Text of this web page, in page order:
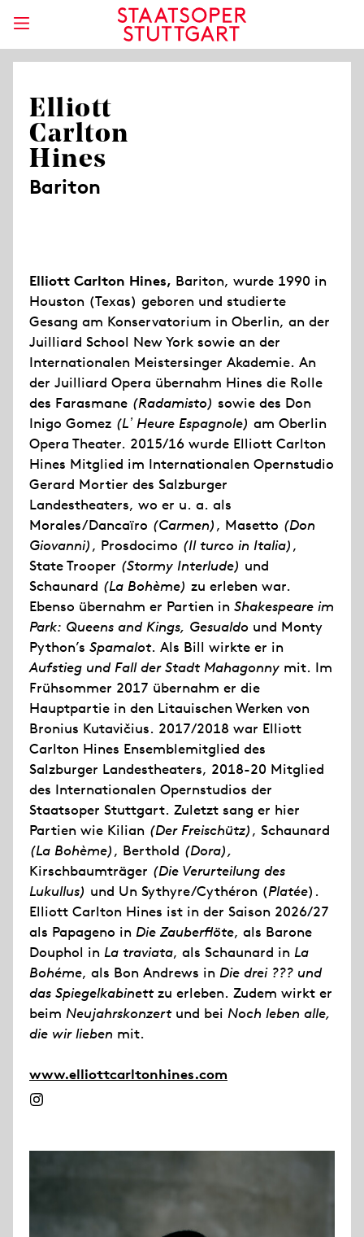
Elliott
Carlton
Hines
Bariton
Elliott Carlton Hines, Bariton, wurde 1990 in
Houston (Texas) geboren und studierte
Gesang am Konservatorium in Oberlin, an der
Juilliard School New York sowie an der
Internationalen Meistersinger Akademie. An
der Juilliard Opera übernahm Hines die Rolle
des Farasmane (Radamisto) sowie des Don
Inigo Gomez (Lʼ Heure Espagnole) am Oberlin
Opera Theater. 2015/16 wurde Elliott Carlton
Hines Mitglied im Internationalen Opernstudio
Gerard Mortier des Salzburger
Landestheaters, wo er u. a. als
Morales/Dancaïro (Carmen), Masetto (Don
Giovanni), Prosdocimo (Il turco in Italia),
State Trooper (Stormy Interlude) und
Schaunard (La Bohème) zu erleben war.
Ebenso übernahm er Partien in Shakespeare im
Park: Queens and Kings, Gesualdo und Monty
Python’s Spamalot. Als Bill wirkte er in
Aufstieg und Fall der Stadt Mahagonny mit. Im
Frühsommer 2017 übernahm er die
Hauptpartie in den Litauischen Werken von
Bronius Kutavičius. 2017/2018 war Elliott
Carlton Hines Ensemblemitglied des
Salzburger Landestheaters, 2018-20 Mitglied
des Internationalen Opernstudios der
Staatsoper Stuttgart. Zuletzt sang er hier
Partien wie Kilian (Der Freischütz), Schaunard
(La Bohème), Berthold (Dora),
Kirschbaumträger (Die Verurteilung des
Lukullus) und Un Sythyre/Cythéron (Platée).
Elliott Carlton Hines ist in der Saison 2026/27
als Papageno in Die Zauberflöte, als Barone
Douphol in La traviata, als Schaunard in La
Bohéme, als Bon Andrews in Die drei ??? und
das Spiegelkabinettzu erleben. Zudem wirkt er
beim Neujahrskonzertund bei Noch leben alle,
die wir lieben mit.
www.elliottcarltonhines.com